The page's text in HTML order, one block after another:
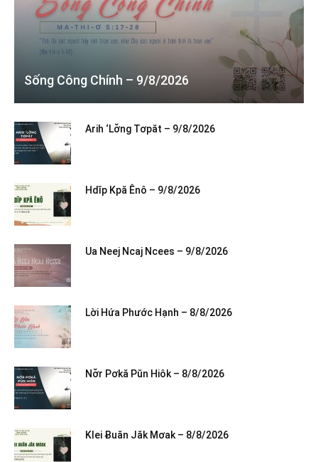
Sống Công Chính – 9/8/2026
Arih ‘Lơ̆ng Tơpăt – 9/8/2026
Hdĭp Kpă Ênô – 9/8/2026
Ua Neej Ncaj Ncees – 9/8/2026
Lời Hứa Phước Hạnh – 8/8/2026
Nơ̆r Pơkă Pŭn Hiôk – 8/8/2026
Klei Ƀuăn Jăk Mơak – 8/8/2026